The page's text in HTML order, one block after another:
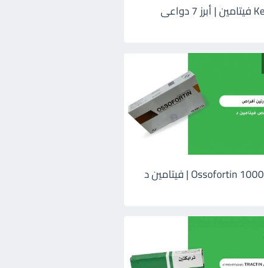
كيروفيت Kerovit فيتامين | أبرز 7 دواعى
اوسوفورتين 10000 Ossofortin | فيتامين د